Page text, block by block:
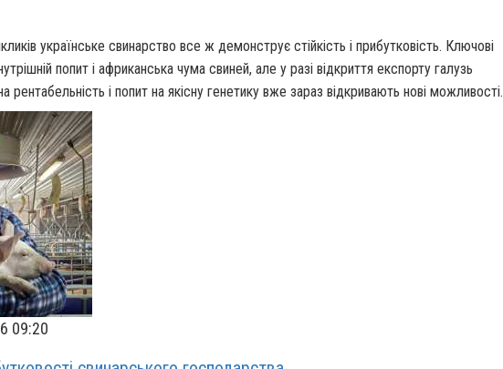
українське свинарство все ж демонструє стійкість і прибутковість. Ключові
попит і африканська чума свиней, але у разі відкриття експорту галузь
і попит на якісну генетику вже зараз відкривають нові можливості.
09:20